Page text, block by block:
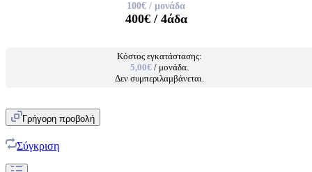
100€ / μονάδα
400€/ 4άδα
Κόστος εγκατάστασης:
5,00€ / μονάδα.
Δεν συμπεριλαμβάνεται.
Γρήγορη προβολή
Σύγκριση